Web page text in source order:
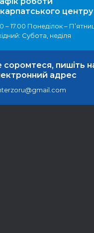
– 17.00 Понеділок –
Субота, неділя
соромтеся, пишіть
адрес